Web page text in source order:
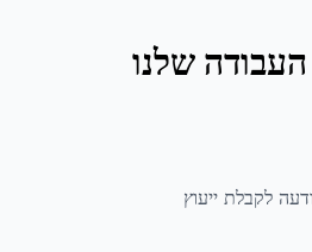
שלנו
לקבלת ייעוץ